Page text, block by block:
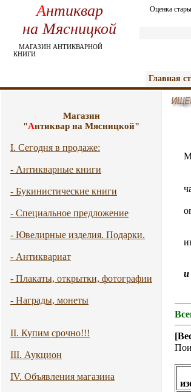
Антиквар
на Мясницкой
МАГАЗИН АНТИКВАРНОЙ
КНИГИ
Оценка
Главная
Магазин
"Антиквар на Мясницкой"
I. Сегодня в продаже:
- Антикварные книги
- Букинистические книги
- Специальное предложение
- Ювелирные изделия. Подарки.
- Антиквариат
- Плакаты, открытки, фотографии
- Награды, монеты
II. Купим срочно!!!
III. Аукцион
IV. Объявления магазина
и